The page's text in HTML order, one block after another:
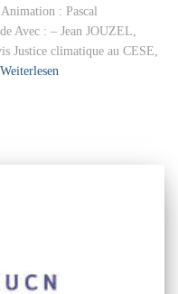
: Pascal
Avec : – Jean JOUZEL,
Justice climatique au CESE,
Weiterlesen